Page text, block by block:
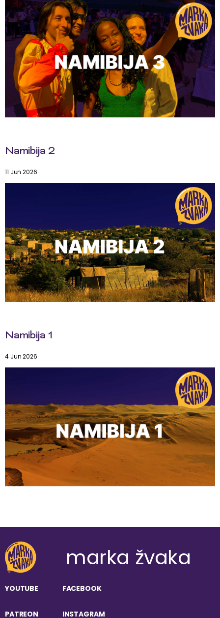
Namibija 2
11 Jun 2026
Namibija 1
4 Jun 2026
marka žvaka
YOUTUBE FACEBOOK
PATREON INSTAGRAM